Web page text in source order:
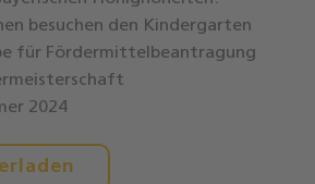
besuchen den Kindergarten
für Fördermittelbeantragung
2024